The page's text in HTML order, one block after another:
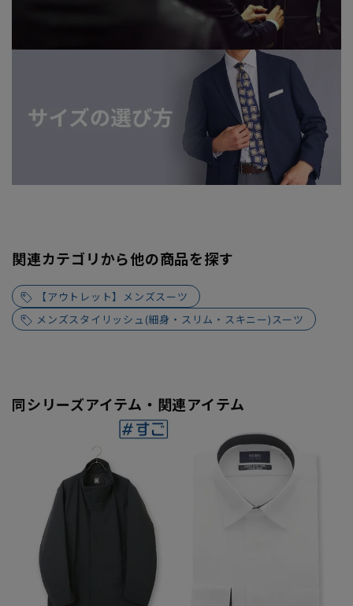
関連カテゴリから他の商品を探す
【アウトレット】メンズスーツ
メンズスタイリッシュ(細身・スリム・スキニー)スーツ
同シリーズアイテム・関連アイテム